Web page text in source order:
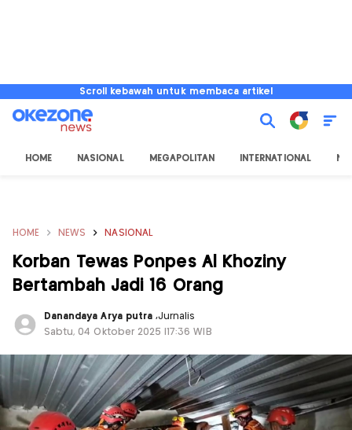
Scroll kebawah untuk membaca artikel
HOME NASIONAL MEGAPOLITAN INTERNATIONAL
HOME NEWS NASIONAL
Korban Tewas Ponpes Al Khoziny
Bertambah Jadi 16 Orang
Danandaya Arya putra,Jurnalis
Sabtu, 04 Oktober 2025 |17:36 WIB